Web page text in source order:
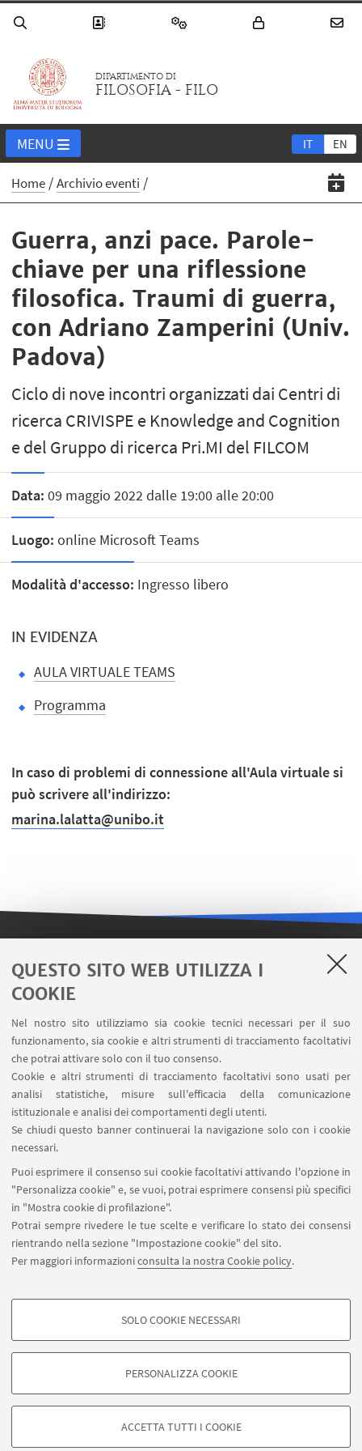
QUESTO SITO WEB UTILIZZA I
COOKIE
Nel nostro sito utilizziamo sia cookie tecnici necessari per il suo
funzionamento, sia cookie e altri strumenti di tracciamento facoltativi
che potrai attivare solo con il tuo consenso.
Cookie e altri strumenti di tracciamento facoltativi sono usati per
analisi statistiche, misure sull'efficacia della comunicazione
istituzionale e analisi dei comportamenti degli utenti.
Se chiudi questo banner continuerai la navigazione solo con i cookie
necessari.
Puoi esprimere il consenso sui cookie facoltativi attivando l'opzione in
"Personalizza cookie" e, se vuoi, potrai esprimere consensi più specifici
in "Mostra cookie di profilazione".
Potrai sempre rivedere le tue scelte e verificare lo stato dei consensi
rientrando nella sezione "Impostazione cookie" del sito.
Per maggiori informazioniconsulta la nostra Cookie policy.
COOKIE DI PROFILAZIONE - FACOLTATIVI
degli utenti, creare profili in base al loro comportamento sul sito, per analisi
di marketing.
Google/Youtube Video
SOLO COOKIE NECESSARI
PERSONALIZZA COOKIE
ACCETTA TUTTI I COOKIE
DIPARTIMENTO DI
FILOSOFIA - FILO
IT EN
MENU
Home Archivio eventi
Guerra, anzi pace. Parole-
chiave per una riflessione
filosofica. Traumi di guerra,
con Adriano Zamperini (Univ.
Padova)
Ciclo di nove incontri organizzati dai Centri di
ricerca CRIVISPE e Knowledge and Cognition
e del Gruppo di ricerca Pri.MI del FILCOM
Data: 09 maggio 2022 dalle 19:00 alle 20:00
Luogo: online Microsoft Teams
Modalità d'accesso: Ingresso libero
IN EVIDENZA
AULA VIRTUALE TEAMS
Programma
In caso di problemi di connessione all'Aula virtuale si
può scrivere all'indirizzo:
marina.lalatta@unibo.it
LINK UTILI
Area riservata FILO
U-Web Missioni
AlmaEsami
AlmaWifi
Proxy: connessione da remoto
InfoPoint Azzo Gardino
SEGUI UNIBO SU:
APP:
©Copyright 2026 - ALMA MATER STUDIORUM - Università di
Bologna - Via Zamboni, 33 - 40126 Bologna - PI: 01131710376 - CF:
80007010376
Privacy
Note legali
Informazioni sul sito e accessibilità
Impostazioni Cookie